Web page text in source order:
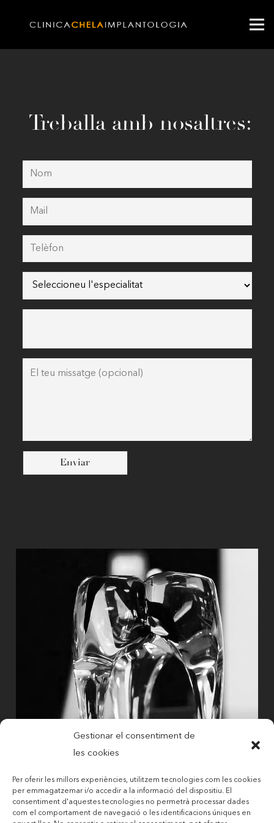
Gestionar el consentiment de
les cookies
Per oferir les millors experiències, utilitzem tecnologies com les cookies
per emmagatzemar i/o accedir a la informació del dispositiu. El
consentiment d'aquestes tecnologies no permetrà processar dades
com el comportament de navegació o les identificacions úniques en
Treballa amb nosaltres: